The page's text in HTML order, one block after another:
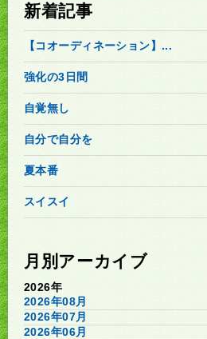
新着記事
【コオーディネーション】...
強化の3日間
自覚無し
自分で自分を
夏本番
スイスイ
月別アーカイブ
2026年
2026年08月
2026年07月
2026年06月